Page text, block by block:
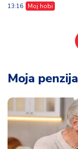
13:16 Moj hobi
Moja penzija